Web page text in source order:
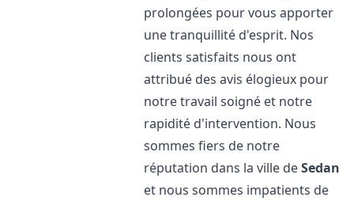
prolongées pour vous apporter
une tranquillité d'esprit. Nos
clients satisfaits nous ont
attribué des avis élogieux pour
notre travail soigné et notre
rapidité d'intervention. Nous
sommes fiers de notre
réputation dans la ville deSedan
et nous sommes impatients de